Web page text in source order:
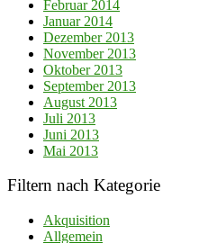
Februar 2014
Januar 2014
Dezember 2013
November 2013
Oktober 2013
September 2013
August 2013
Juli 2013
Juni 2013
Mai 2013
Filtern nach Kategorie
Akquisition
Allgemein